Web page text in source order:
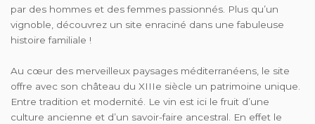
par des hommes et des femmes passionnés. Plus qu’un
vignoble, découvrez un site enraciné dans une fabuleuse
histoire familiale !
Au cœur des merveilleux paysages méditerranéens, le site
offre avec son château du XIIIe siècle un patrimoine unique.
Entre tradition et modernité. Le vin est ici le fruit d’une
culture ancienne et d’un savoir-faire ancestral. En effet le